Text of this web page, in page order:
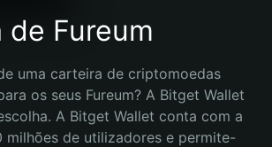
de Fureum
uma carteira de criptomoedas
os seus Fureum? A Bitget Wallet
A Bitget Wallet conta com a
milhões de utilizadores e permite-